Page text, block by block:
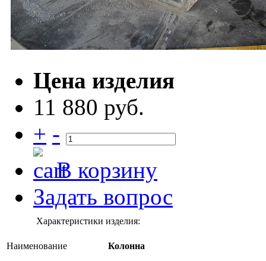
Цена изделия
11 880 руб.
+ -
В корзину
Задать вопрос
Характеристики изделия:
Наименование Колонна